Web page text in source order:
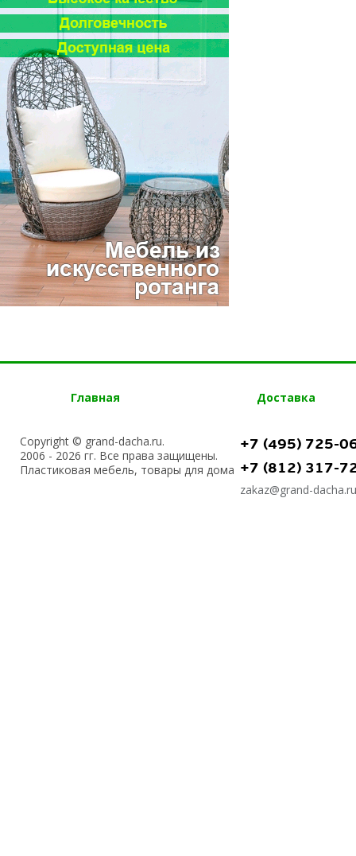
Главная Доставка
Copyright © grand-dacha.ru.
2006 - 2026 гг. Все права защищены.
Пластиковая мебель, товары для дома
+7 (495) 725-
+7 (812) 317-
zakaz@grand-dacha.ru